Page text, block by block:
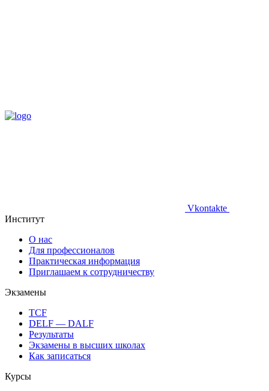
Vkontakte
Институт
О нас
Для профессионалов
Практическая информация
Приглашаем к сотрудничеству
Экзамены
TCF
DELF — DALF
Результаты
Экзамены в высших школах
Как записаться
Курсы